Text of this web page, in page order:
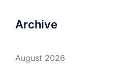
Archive
August 2026